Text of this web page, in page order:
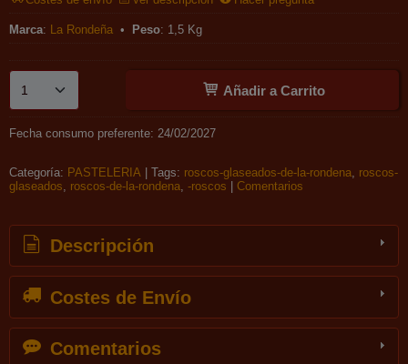
Marca: La Rondeña • Peso: 1,5 Kg
Añadir a Carrito
Fecha consumo preferente: 24/02/2027
Categoría: PASTELERIA Tags: roscos-glaseados-de-la-rondena
roscos-
glaseados
roscos-de-la-rondena -roscos Comentarios
Descripción
Costes de Envío
Comentarios